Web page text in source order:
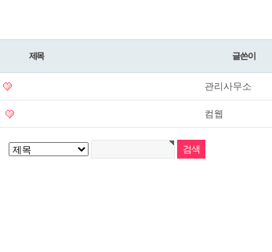
제목 글쓴이
관리사무소
컴웹